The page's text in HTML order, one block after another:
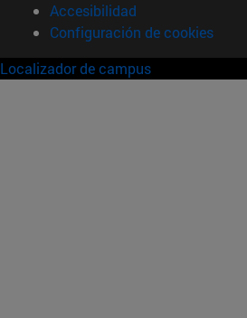
Accesibilidad
Configuración de cookies
Localizador de campus